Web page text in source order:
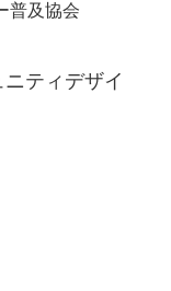
普及協会
ティデザイ